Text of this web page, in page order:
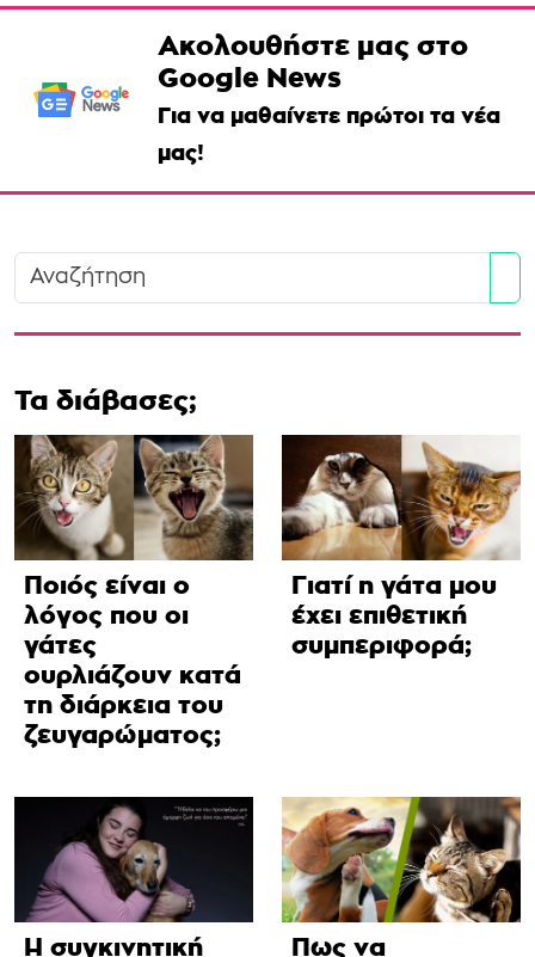
Ακολουθήστε μας στο
Google News
Για να μαθαίνετε πρώτοι τα νέα
μας!
Τα διάβασες;
Ποιός είναι ο
λόγος που οι
γάτες
ουρλιάζουν κατά
τη διάρκεια του
ζευγαρώματος;
Γιατί η γάτα μου
έχει επιθετική
συμπεριφορά;
Η συγκινητική Πως να